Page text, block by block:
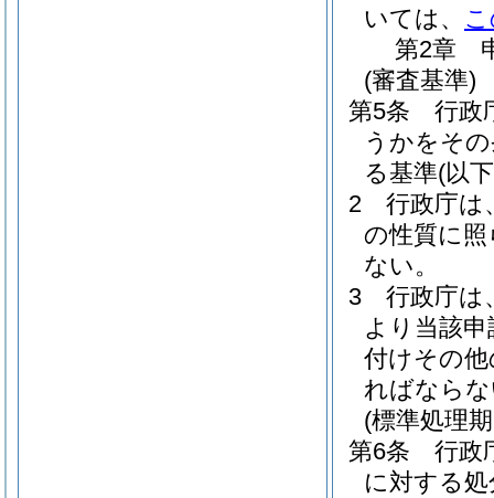
いては、
第2章
(審査基準)
第5条
行政
うかをそ
る基準(以
2
行政庁は
の性質に
ない。
3
行政庁は
より当該
付けその
ればなら
(標準処理
第6条
行政
に対する